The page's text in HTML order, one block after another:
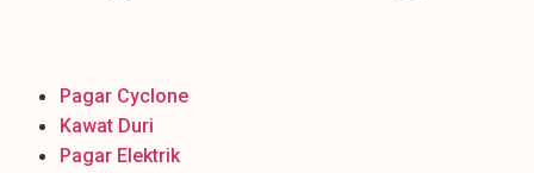
Pagar Cyclone
Kawat Duri
Pagar Elektrik